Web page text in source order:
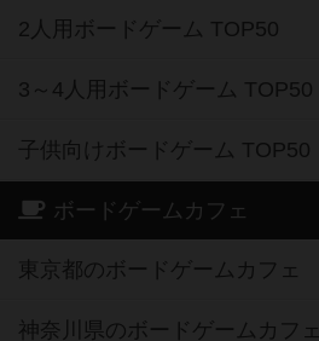
2人用ボードゲーム TOP50
3～4人用ボードゲーム TOP50
子供向けボードゲーム TOP50
ボードゲームカフェ
東京都のボードゲームカフェ
神奈川県のボードゲームカフェ